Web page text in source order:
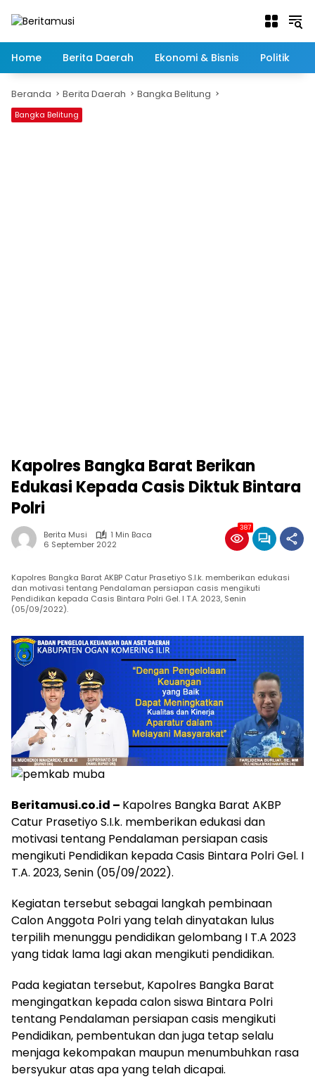
Home
Berita Daerah Ekonomi & Bisnis Politik
Beranda Berita Daerah Bangka Belitung
Bangka Belitung
Kapolres Bangka Barat Berikan
Edukasi Kepada Casis Diktuk Bintara
Polri
Berita Musi
1 Min Baca
6 September 2022
387
Kapolres Bangka Barat AKBP Catur Prasetiyo S.I.k. memberikan edukasi
dan motivasi tentang Pendalaman persiapan casis mengikuti
Pendidikan kepada Casis Bintara Polri Gel. I T.A. 2023, Senin
(05/09/2022).
Beritamusi.co.id – Kapolres Bangka Barat AKBP
Catur Prasetiyo S.I.k. memberikan edukasi dan
motivasi tentang Pendalaman persiapan casis
mengikuti Pendidikan kepada Casis Bintara Polri Gel. I
T.A. 2023, Senin (05/09/2022).
Kegiatan tersebut sebagai langkah pembinaan
Calon Anggota Polri yang telah dinyatakan lulus
terpilih menunggu pendidikan gelombang I T.A 2023
yang tidak lama lagi akan mengikuti pendidikan.
Pada kegiatan tersebut, Kapolres Bangka Barat
mengingatkan kepada calon siswa Bintara Polri
tentang Pendalaman persiapan casis mengikuti
Pendidikan, pembentukan dan juga tetap selalu
menjaga kekompakan maupun menumbuhkan rasa
bersyukur atas apa yang telah dicapai.